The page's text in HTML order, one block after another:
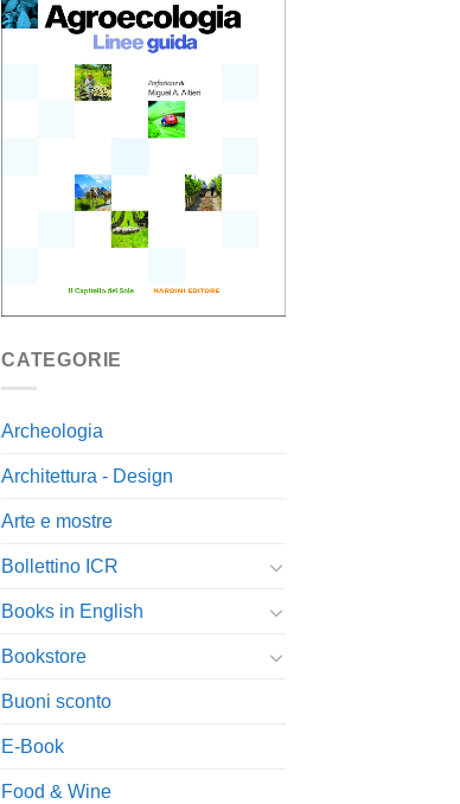
CATEGORIE
Archeologia
Architettura - Design
Arte e mostre
Bollettino ICR
Books in English
Bookstore
Buoni sconto
E-Book
Food & Wine